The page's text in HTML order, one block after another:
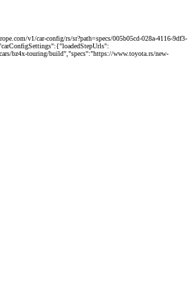
v1/car-config/rs/sr?path=specs/005b05cd-028a-4116-9df3-
bz4x-touring/build","specs":"https://www.toyota.rs/new-